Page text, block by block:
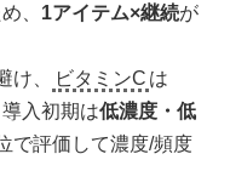
、 1アイテム×継続が
け、
ビタミンC は
入初期は低濃度・低
で評価して濃度/頻度